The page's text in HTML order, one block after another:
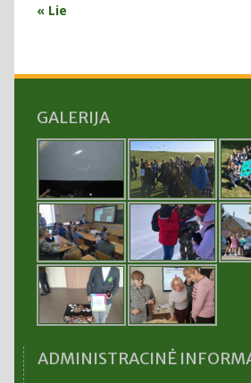
« Lie
GALERIJA
ADMINISTRACINĖ